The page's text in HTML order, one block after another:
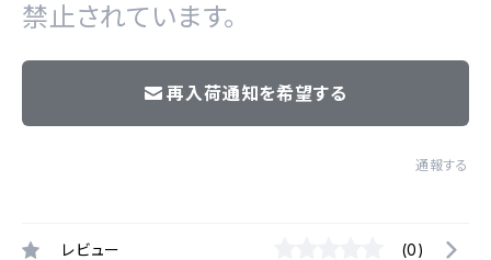
禁止されています。
再入荷通知を希望する
通報する
レビュー (0)